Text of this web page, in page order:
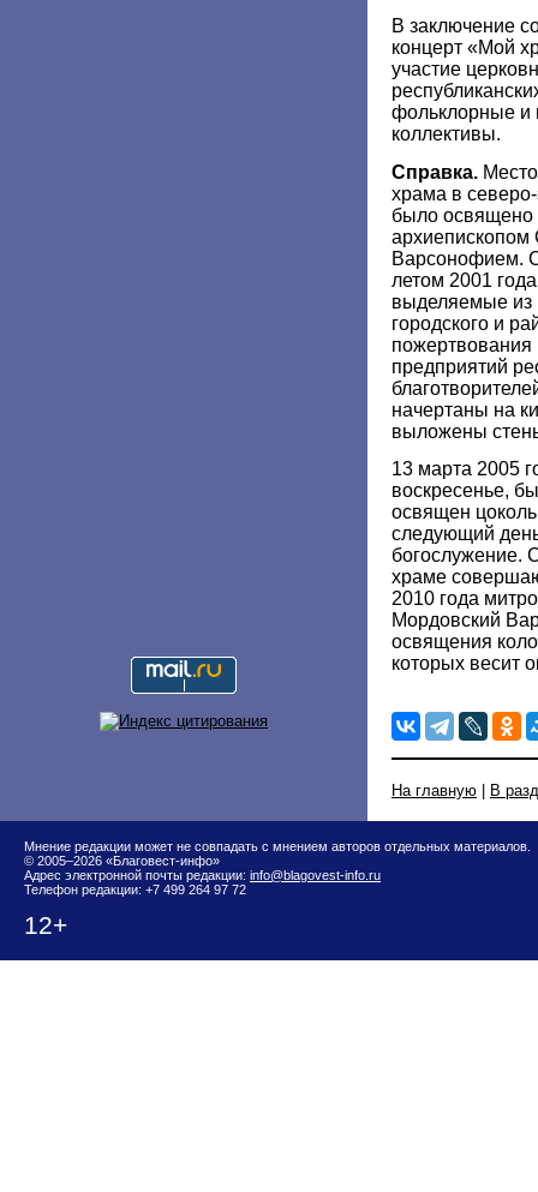
В заключение
концерт «Мой
участие
фольклорные и
коллективы.
Справка.
храма в
было освящено
Варсонофием.
летом 2001
выделяемые из
городского и
предприятий
начертаны на
выложены
13 марта 2005
воскресенье,
освящен
следующий
богослужение.
храме
2010 года
Мордовский
освящения
которых весит
На главную | В
Мнение редакции может не совпадать с мнением авторов отдельных материалов.
© 2005–2026 «Благовест-инфо»
Адрес электронной почты редакции: info@blagovest-info.ru
Телефон редакции: +7 499 264 97 72
12+